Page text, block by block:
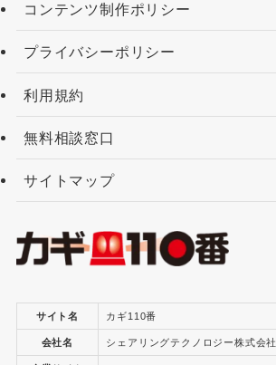
コンテンツ制作ポリシー
プライバシーポリシー
利用規約
無料相談窓口
サイトマップ
サイト名 カギ110番
会社名 シェアリングテクノロジー株式会社